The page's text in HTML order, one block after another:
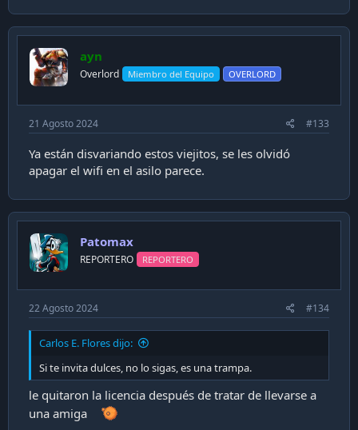
c
t
o
n
s
ayn
Overlord Miembro del Equipo OVERLORD
21 Agosto 2024 #133
Ya están disvariando estos viejitos, se les olvidó
apagar el wifi en el asilo parece.
Patomax
REPORTERO REPORTERO
22 Agosto 2024 #134
Carlos E. Flores dijo:
Si te invita dulces, no lo sigas, es una trampa.
le quitaron la licencia después de tratar de llevarse a
una amiga